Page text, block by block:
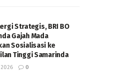
Strategis, BRI BO
Gajah Mada
Sosialisasi ke
Tinggi Samarinda
0